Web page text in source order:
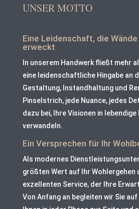
UNSER MOTTO
Eine Leidenschaft, die
erweckt
In unserem Handwerk fließt mehr
eine leidenschaftliche Hingabe an
Gestaltung, Instandhaltung und
Pinselstrich, jede Nuance, jedes
dazu bei, Ihre Visionen in
verwandeln.
Ein Versprechen für Ihr
Als modernes
größten Wert auf Ihr Wohlergehen
exzellenten Service, der Ihre
Von Anfang an begleiten wir Sie